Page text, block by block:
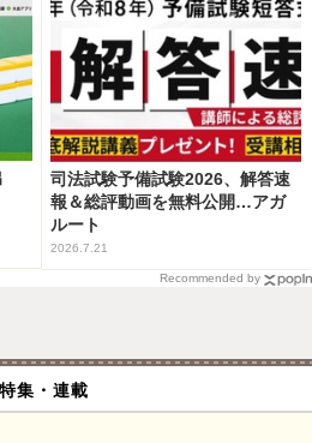
司法試験予備試験2026、解答速
報＆総評動画を無料公開…アガ
ルート
2026.7.21
Recommended by
特集・連載